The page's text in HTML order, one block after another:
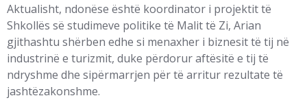
Aktualisht, ndonëse është koordinator i projektit të
Shkollës së studimeve politike të Malit të Zi, Arian
gjithashtu shërben edhe si menaxher i biznesit të tij në
industrinë e turizmit, duke përdorur aftësitë e tij të
ndryshme dhe sipërmarrjen për të arritur rezultate të
jashtëzakonshme.